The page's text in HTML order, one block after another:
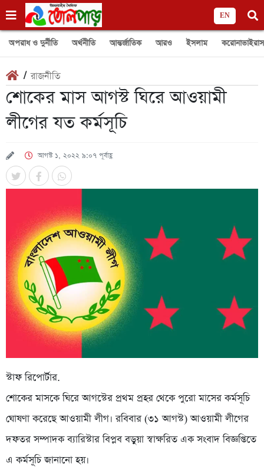
EN
অপরাধ ও দুর্নীতি অর্থনীতি আন্তর্জাতিক আরও ইসলাম করোনাভাইরাস
/রাজনীতি
শোকের মাস আগস্ট ঘিরে আওয়ামী
লীগের যত কর্মসূচি
আগস্ট ১, ২০২২ ৯:০৭ পূর্বাহ্ণ
স্টাফ রিপোর্টার.
শোকের মাসকে ঘিরে আগস্টের প্রথম প্রহর থেকে পুরো মাসের কর্মসূচি
ঘোষণা করেছে আওয়ামী লীগ। রবিবার (৩১ আগস্ট) আওয়ামী লীগের
দফতর সম্পাদক ব্যারিস্টার বিপ্লব বড়ুয়া স্বাক্ষরিত এক সংবাদ বিজ্ঞপ্তিতে
এ কর্মসূচি জানানো হয়।